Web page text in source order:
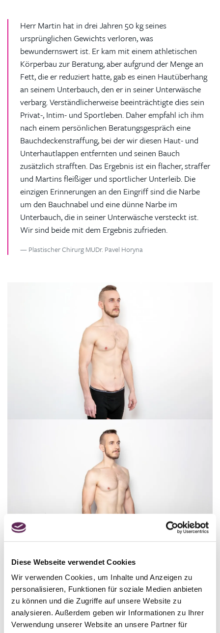
Diese Webseite verwendet Cookies
Wir verwenden Cookies, um Inhalte und Anzeigen zu
personalisieren, Funktionen für soziale Medien anbieten
zu können und die Zugriffe auf unsere Website zu
analysieren. Außerdem geben wir Informationen zu Ihrer
Verwendung unserer Website an unsere Partner für
Herr Martin hat in drei Jahren 50 kg seines
ursprünglichen Gewichts verloren, was
bewundernswert ist. Er kam mit einem athletischen
Körperbau zur Beratung, aber aufgrund der Menge an
Fett, die er reduziert hatte, gab es einen Hautüberhang
an seinem Unterbauch, den er in seiner Unterwäsche
verbarg. Verständlicherweise beeinträchtigte dies sein
Privat-, Intim- und Sportleben. Daher empfahl ich ihm
nach einem persönlichen Beratungsgespräch eine
Bauchdeckenstraffung, bei der wir diesen Haut- und
Unterhautlappen entfernten und seinen Bauch
zusätzlich strafften. Das Ergebnis ist ein flacher, straffer
und Martins fleißiger und sportlicher Unterleib. Die
einzigen Erinnerungen an den Eingriff sind die Narbe
um den Bauchnabel und eine dünne Narbe im
Unterbauch, die in seiner Unterwäsche versteckt ist.
Wir sind beide mit dem Ergebnis zufrieden.
Plastischer Chirurg MUDr. Pavel Horyna
Die Angst vor Schmerzen ist plötzlich
verschwunden
Martin sagt selbst, dass er Schmerzen nicht besonders gut